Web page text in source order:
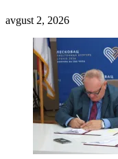
avgust 2, 2026